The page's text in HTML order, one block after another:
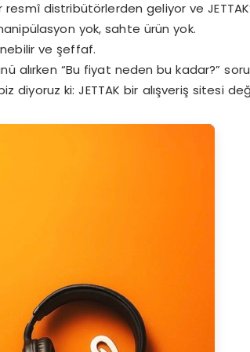
resmî distribütörlerden geliyor ve
yok, sahte ürün yok.
ve şeffaf.
alırken “Bu fiyat neden bu kadar?”
diyoruz ki: JETTAK bir alışveriş sitesi